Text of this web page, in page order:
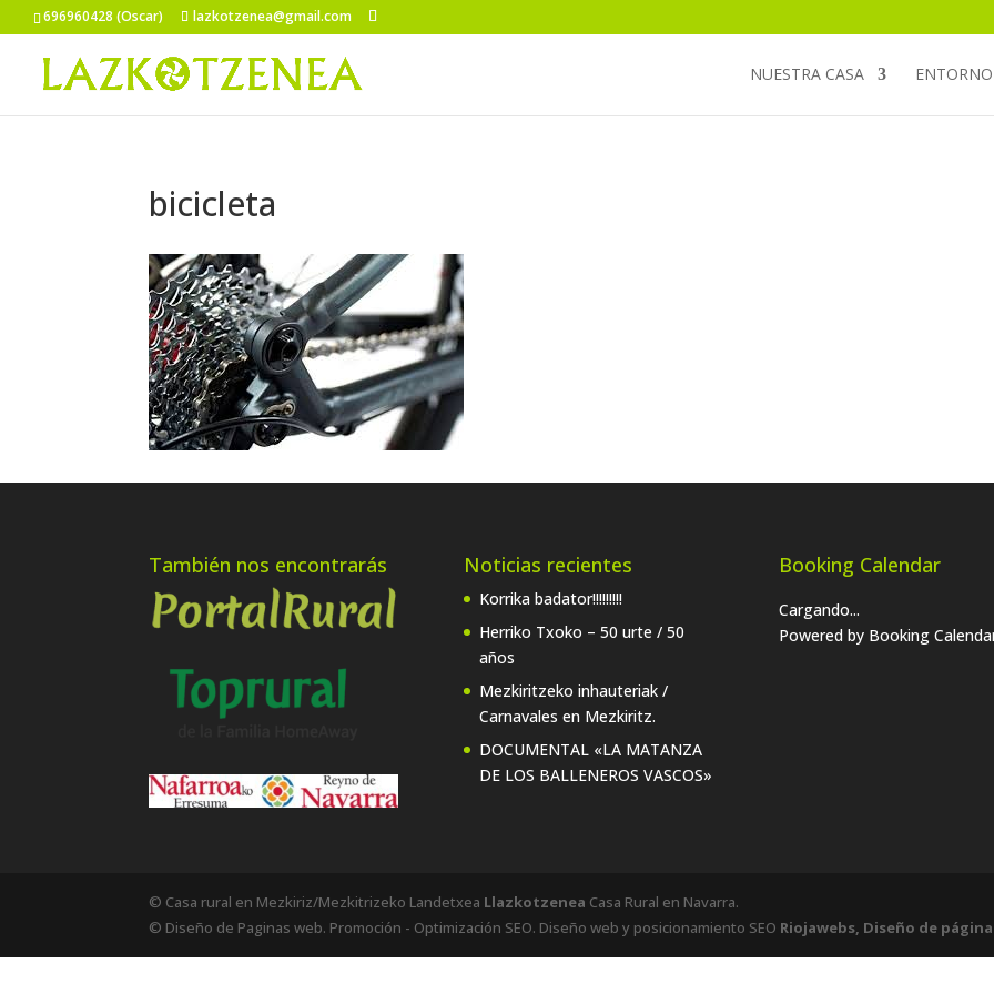
696960428 (Oscar) lazkotzenea@gmail.com
NUESTRA CASA ENTORNO
bicicleta
También nos encontrarás Noticias recientes
Korrika badator!!!!!!!!!
Herriko Txoko – 50 urte / 50
años
Mezkiritzeko inhauteriak /
Carnavales en Mezkiritz.
DOCUMENTAL «LA MATANZA
DE LOS BALLENEROS VASCOS»
Booking Calendar
Cargando...
Powered by Booking
© Casa rural en Mezkiriz/Mezkitrizeko Landetxea Llazkotzenea Casa Rural en Navarra.
© Diseño de Paginas web. Promoción - Optimización SEO. Diseño web y posicionamiento SEO Riojawebs, Diseño de